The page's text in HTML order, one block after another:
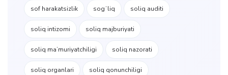
sof harakatsizlik sogʻliq soliq auditi
soliq intizomi soliq majburiyati
soliq maʼmuriyatchiligi soliq nazorati
soliq organlari soliq qonunchiligi